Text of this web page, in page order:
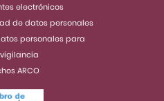
electrónicos
de datos personales
personales para
ARCO